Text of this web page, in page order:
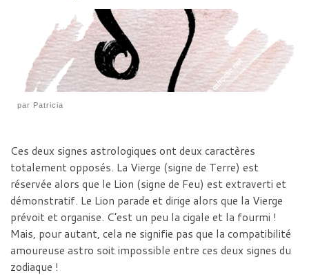
par Patricia
Ces deux signes astrologiques ont deux caractères
totalement opposés. La Vierge (signe de Terre) est
réservée alors que le Lion (signe de Feu) est extraverti et
démonstratif. Le Lion parade et dirige alors que la Vierge
prévoit et organise. C’est un peu la cigale et la fourmi !
Mais, pour autant, cela ne signifie pas que la compatibilité
amoureuse astro soit impossible entre ces deux signes du
zodiaque !